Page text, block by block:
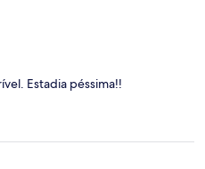
Estadia péssima!!